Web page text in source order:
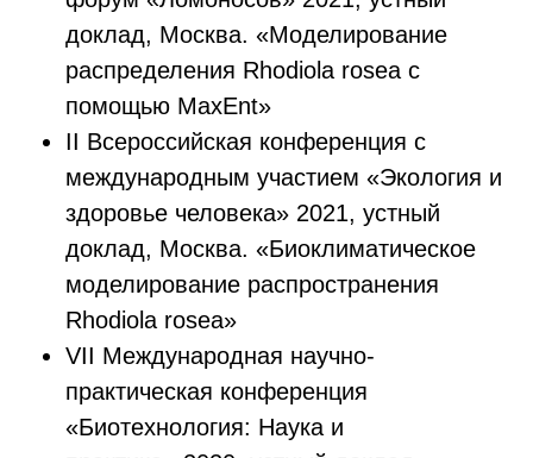
доклад, Москва. «Моделирование
распределения Rhodiola rosea с
помощью MaxEnt»
II Всероссийская конференция с
международным участием «Экология и
здоровье человека» 2021, устный
доклад, Москва. «Биоклиматическое
моделирование распространения
Rhodiola rosea»
VII Международная научно-
практическая конференция
«Биотехнология: Наука и